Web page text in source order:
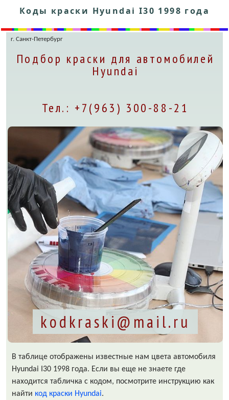
Коды краски Hyundai I30 1998 года
г. Санкт-Петербург
Подбор краски для автомобилей
Hyundai
Тел.: +7(963) 300-88-21
kodkraski@mail.ru
В таблице отображены известные нам цвета автомобиля
Hyundai I30 1998 года. Если вы еще не знаете где
находится табличка с кодом, посмотрите инструкцию как
найти код краски Hyundai.